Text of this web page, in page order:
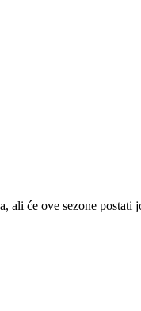
ali će ove sezone postati